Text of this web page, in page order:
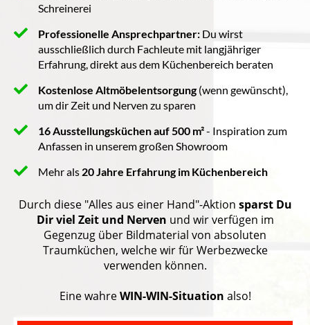
Schreinerei
Professionelle Ansprechpartner: Du wirst
ausschließlich durch Fachleute mit langjähriger
Erfahrung, direkt aus dem Küchenbereich beraten
Kostenlose Altmöbelentsorgung (wenn gewünscht),
um dir Zeit und Nerven zu sparen
16 Ausstellungsküchen auf 500 m²- Inspiration zum
Anfassen in unserem großen Showroom
Mehr als 20 Jahre Erfahrung im Küchenbereich
Durch diese "Alles aus einer Hand"-Aktion sparst Du
Dir viel Zeit und Nerven und wir verfügen im
Gegenzug über Bildmaterial von absoluten
Traumküchen, welche wir für Werbezwecke
verwenden können.
Eine wahreWIN-WIN-Situation also!